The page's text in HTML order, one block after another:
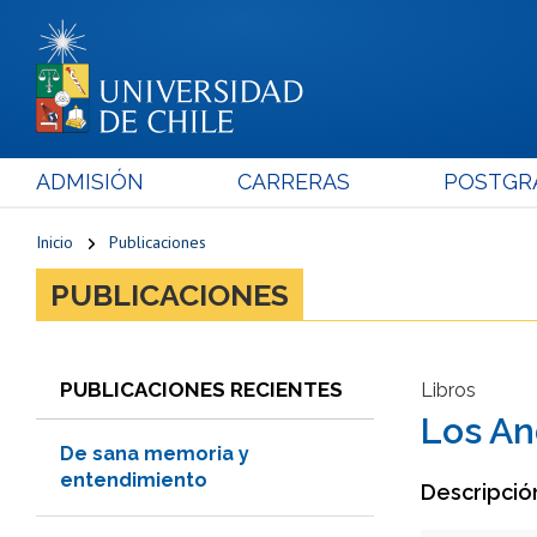
ADMISIÓN CARRERAS
Inicio Publicaciones
PUBLICACIONES
PUBLICACIONES RECIENTES
De sana memoria y
entendimiento
Libros
Los